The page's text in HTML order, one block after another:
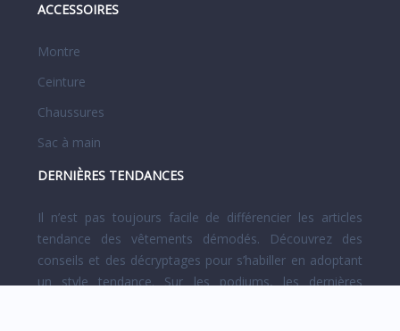
ACCESSOIRES
Montre
Ceinture
Chaussures
Sac à main
DERNIÈRES TENDANCES
Il n’est pas toujours facile de différencier les articles
tendance des vêtements démodés. Découvrez des
conseils et des décryptages pour s’habiller en adoptant
un style tendance. Sur les podiums, les dernières